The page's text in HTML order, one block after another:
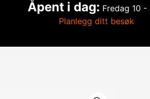
Åpent i dag: Fredag 10 -
Planlegg ditt besøk